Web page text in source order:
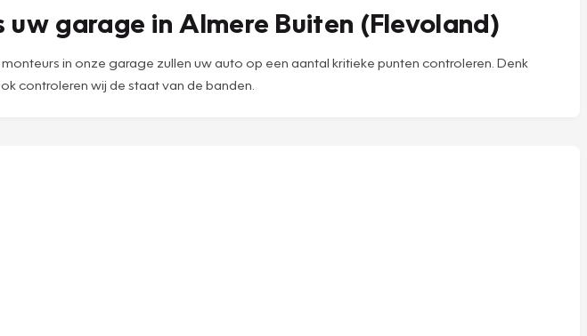
garage in Almere Buiten (Flevoland)
in onze garage zullen uw auto op een aantal kritieke punten controleren. Denk
controleren wij de staat van de banden.